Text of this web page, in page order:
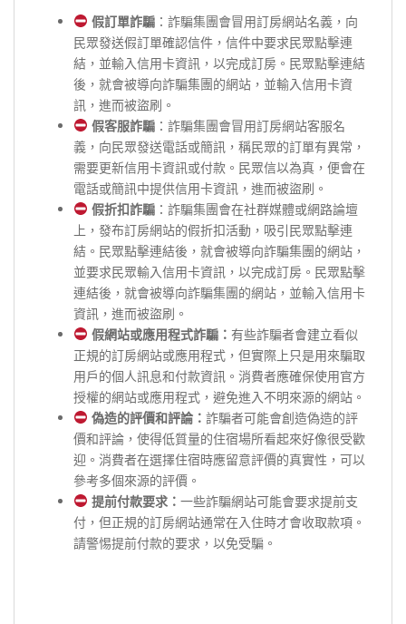
假訂單詐騙：詐騙集團會冒用訂房網站名義，向
民眾發送假訂單確認信件，信件中要求民眾點擊連
結，並輸入信用卡資訊，以完成訂房。民眾點擊連結
後，就會被導向詐騙集團的網站，並輸入信用卡資
訊，進而被盜刷。
假客服詐騙：詐騙集團會冒用訂房網站客服名
義，向民眾發送電話或簡訊，稱民眾的訂單有異常，
需要更新信用卡資訊或付款。民眾信以為真，便會在
電話或簡訊中提供信用卡資訊，進而被盜刷。
假折扣詐騙：詐騙集團會在社群媒體或網路論壇
上，發布訂房網站的假折扣活動，吸引民眾點擊連
結。民眾點擊連結後，就會被導向詐騙集團的網站，
並要求民眾輸入信用卡資訊，以完成訂房。民眾點擊
連結後，就會被導向詐騙集團的網站，並輸入信用卡
資訊，進而被盜刷。
假網站或應用程式詐騙： 有些詐騙者會建立看似
正規的訂房網站或應用程式，但實際上只是用來騙取
用戶的個人訊息和付款資訊。消費者應確保使用官方
授權的網站或應用程式，避免進入不明來源的網站。
偽造的評價和評論： 詐騙者可能會創造偽造的評
價和評論，使得低質量的住宿場所看起來好像很受歡
迎。消費者在選擇住宿時應留意評價的真實性，可以
參考多個來源的評價。
提前付款要求： 一些詐騙網站可能會要求提前支
付，但正規的訂房網站通常在入住時才會收取款項。
請警惕提前付款的要求，以免受騙。